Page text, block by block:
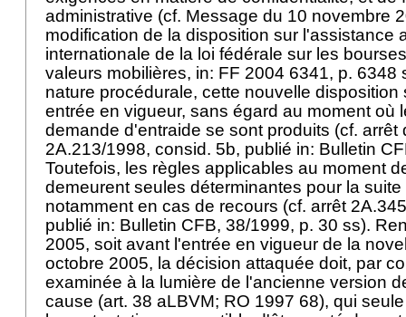
administrative (cf. Message du 10 novembre
modification de la disposition sur l'assistance
internationale de la loi fédérale sur les
valeurs mobilières, in: FF 2004 6341, p. 6348
nature procédurale, cette nouvelle
entrée en vigueur, sans égard au moment où
demande d'entraide se sont produits (cf. arrêt
2A.213/1998, consid. 5b, publié in: Bulletin
Toutefois, les règles applicables au moment
demeurent seules déterminantes pour la
notamment en cas de recours (cf. arrêt
publié in: Bulletin CFB, 38/1999, p. 30 ss).
2005, soit avant l'entrée en vigueur de la
octobre 2005, la décision attaquée doit, par
examinée à la lumière de l'ancienne version
cause (art. 38 aLBVM; RO 1997 68), qui